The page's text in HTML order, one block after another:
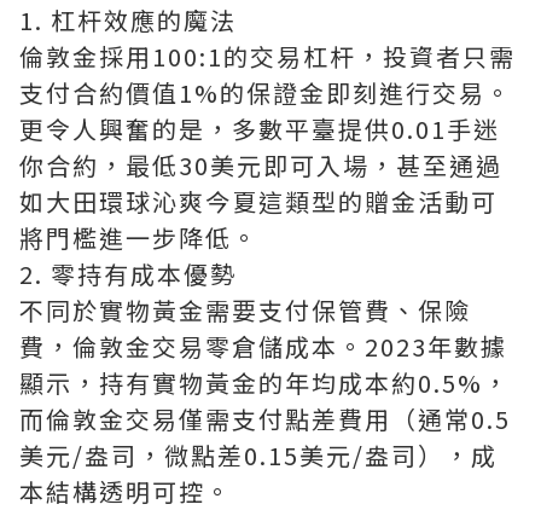
1. 杠杆效應的魔法
倫敦金採用100:1的交易杠杆，投資者只需
支付合約價值1%的保證金即刻進行交易。
更令人興奮的是，多數平臺提供0.01手迷
你合約，最低30美元即可入場，甚至通過
如大田環球沁爽今夏這類型的贈金活動可
將門檻進一步降低。
2. 零持有成本優勢
不同於實物黃金需要支付保管費、保險
費，倫敦金交易零倉儲成本。2023年數據
顯示，持有實物黃金的年均成本約0.5%，
而倫敦金交易僅需支付點差費用（通常0.5
美元/盎司，微點差0.15美元/盎司），成
本結構透明可控。